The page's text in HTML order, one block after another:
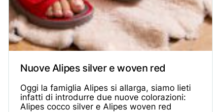
Nuove Alipes silver e woven red
Oggi la famiglia Alipes si allarga, siamo lieti
infatti di introdurre due nuove colorazioni:
Alipes cocco silver e Alipes woven red